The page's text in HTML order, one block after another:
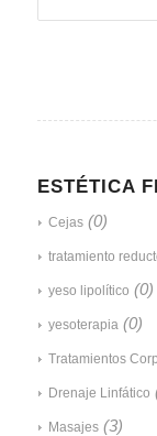
ESTÉTICA
Cejas (0)
tratamiento
yeso lipolítico (0)
yesoterapia (0)
Tratamientos
Drenaje Linfático
Masajes (3)